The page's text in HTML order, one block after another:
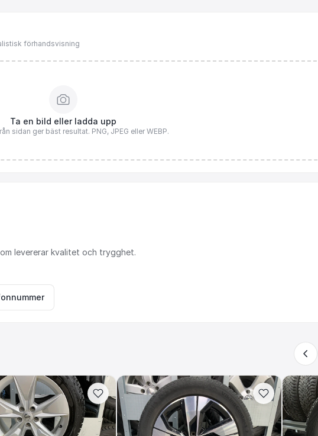
förhandsvisning
Ta en bild eller ladda upp
sidan ger bäst resultat. PNG, JPEG eller WEBP.
levererar kvalitet och trygghet.